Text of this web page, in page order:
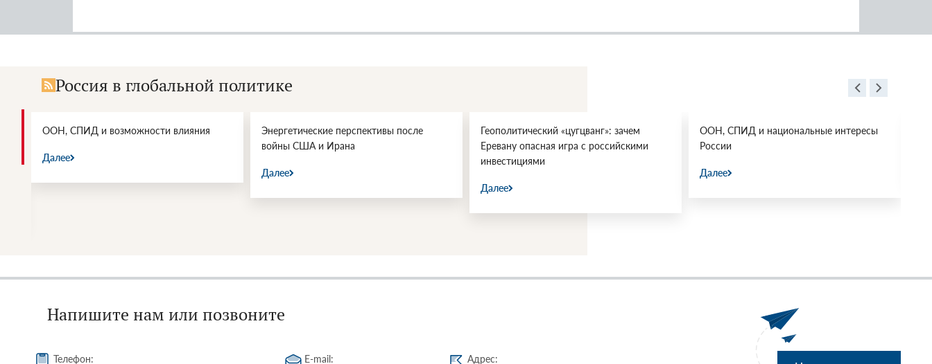
Россия в глобальной политике
ООН, СПИД и возможности влияния
Далее
Энергетические перспективы после
войны США и Ирана
Далее
Геополитический «цугцванг»: зачем
Еревану опасная игра с российскими
инвестициями
Далее
ООН, СПИД и национальные интересы
России
Далее
Напишите нам или позвоните
Телефон: E-mail: Адрес: